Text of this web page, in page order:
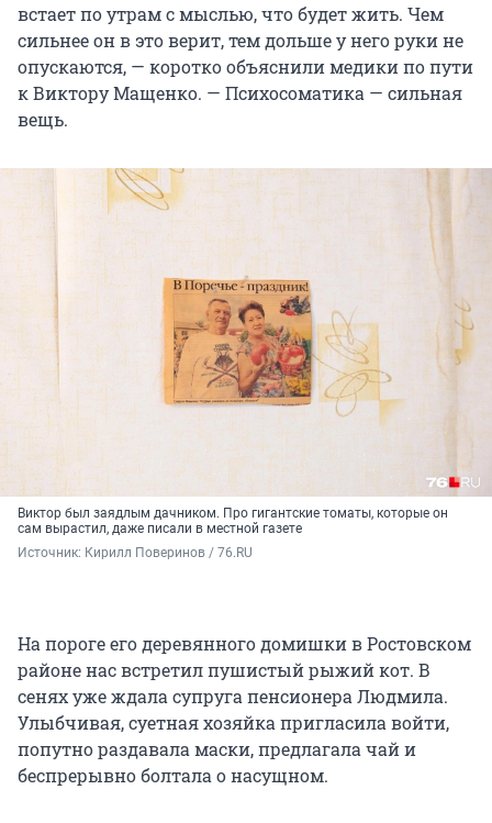
встает по утрам с мыслью, что будет жить. Чем
сильнее он в это верит, тем дольше у него руки не
опускаются, — коротко объяснили медики по пути
к Виктору Мащенко. — Психосоматика — сильная
вещь.
Виктор был заядлым дачником. Про гигантские томаты, которые он
сам вырастил, даже писали в местной газете
Источник: Кирилл Поверинов / 76.RU
На пороге его деревянного домишки в Ростовском
районе нас встретил пушистый рыжий кот. В
сенях уже ждала супруга пенсионера Людмила.
Улыбчивая, суетная хозяйка пригласила войти,
попутно раздавала маски, предлагала чай и
беспрерывно болтала о насущном.